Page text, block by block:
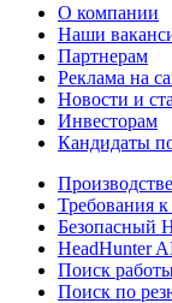
О компании
Наши
Партнерам
Реклама на
Новости и
Инвесторам
Кандидаты
Требования
Безопасный
HeadHunter
Поиск
Поиск по